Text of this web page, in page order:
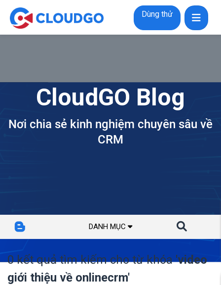
Dùng thử
CloudGO Blog
Nơi chia sẻ kinh nghiệm chuyên sâu về
CRM
DANH MỤC
0 kết quả tìm kiếm cho từ khóa'video
giới thiệu về onlinecrm'